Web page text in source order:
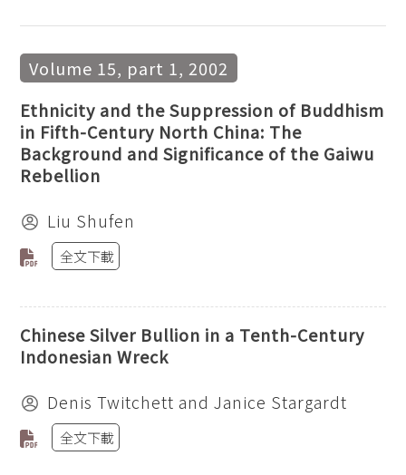
Volume 15, part 1, 2002
Ethnicity and the Suppression of Buddhism
in Fifth-Century North China: The
Background and Significance of the Gaiwu
Rebellion
Liu Shufen
全文下載
Chinese Silver Bullion in a Tenth-Century
Indonesian Wreck
Denis Twitchett and Janice Stargardt
全文下載